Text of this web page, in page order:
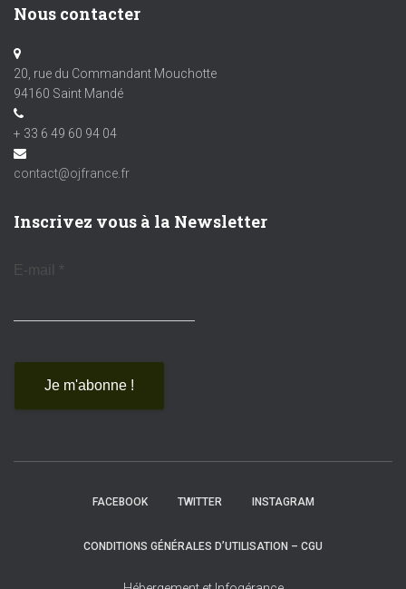
Nous contacter
20, rue du Commandant Mouchotte
94160 Saint Mandé
+ 33 6 49 60 94 04
contact@ojfrance.fr
Inscrivez vous à la Newsletter
E-mail *
FACEBOOK TWITTER INSTAGRAM
CONDITIONS GÉNÉRALES D’UTILISATION – CGU